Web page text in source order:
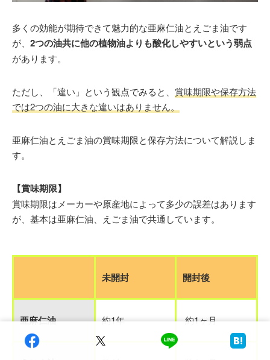
多くの効能が期待できて魅力的な亜麻仁油とえごま油です
が、 2つの油共に他の植物油よりも酸化しやすいという弱点
があります。
ただし、「違い」という観点でみると、 賞味期限や保存方法
では2つの油に大きな違いはありません。
亜麻仁油とえごま油の賞味期限と保存方法について解説しま
す。
【賞味期限】
賞味期限はメーカーや原産地によって多少の誤差はあります
が、基本は亜麻仁油、えごま油で共通しています。
未開封 開封後
亜麻仁油 約1年 約1ヶ月